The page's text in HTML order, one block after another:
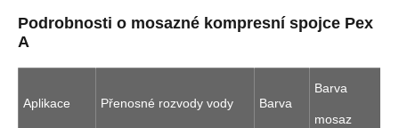
Podrobnosti o mosazné kompresní spojce Pex
A
Aplikace Přenosné rozvody vody Barva
Barva
mosaz